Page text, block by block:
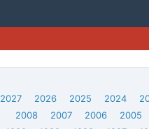
2027
2026 2025 2024
2008
2007 2006 2005